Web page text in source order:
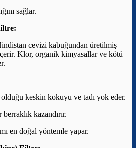
sağlar.
cevizi kabuğundan üretilmiş
Klor, organik kimyasallar ve kötü
keskin kokuyu ve tadı yok eder.
kazandırır.
en doğal yöntemle yapar.